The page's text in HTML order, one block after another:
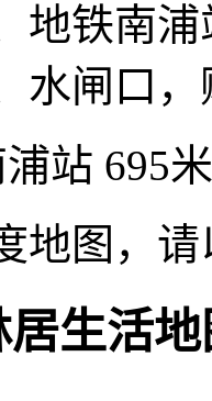
地铁南
水闸口
站 695米
地图，
生活地